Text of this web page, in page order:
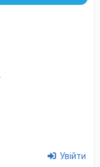
Увійти